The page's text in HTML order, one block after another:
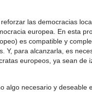
las democracias
europea. En esta
es compatible y
Y, para alcanzarla, es
europeos, ya sean de
algo necesario y deseable